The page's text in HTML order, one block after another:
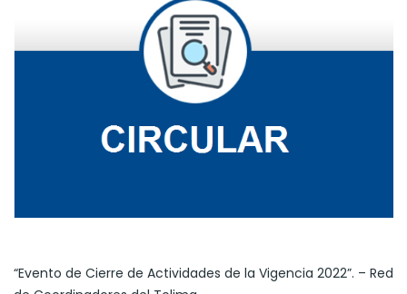
“Evento de Cierre de Actividades de la Vigencia 2022”. – Red